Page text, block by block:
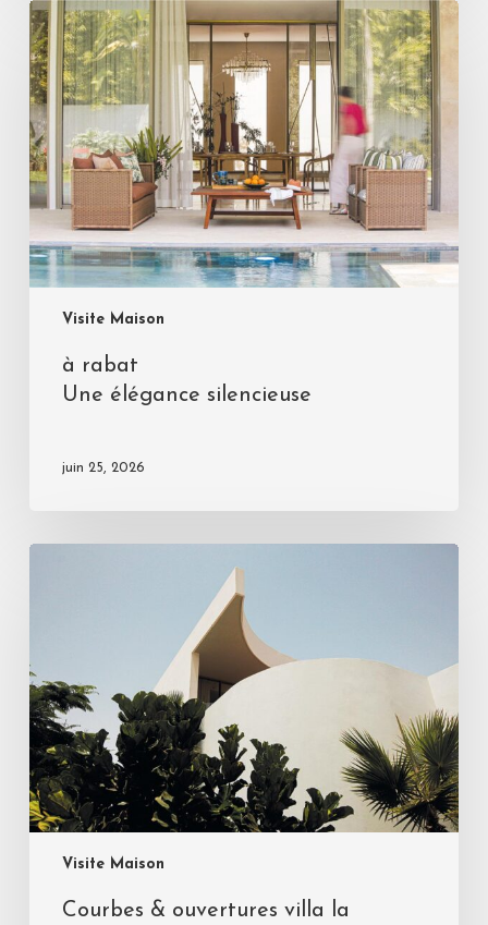
Visite Maison
à rabat
Une élégance silencieuse
juin 25, 2026
Visite Maison
Courbes & ouvertures villa la